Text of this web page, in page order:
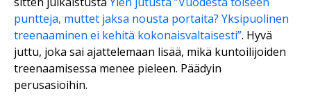
puntteja, muttet jaksa nousta portaita? Yksipuolinen
treenaaminen ei kehitä kokonaisvaltaisesti”. Hyvä
juttu, joka sai ajattelemaan lisää, mikä kuntoilijoiden
treenaamisessa menee pieleen. Päädyin
perusasioihin.